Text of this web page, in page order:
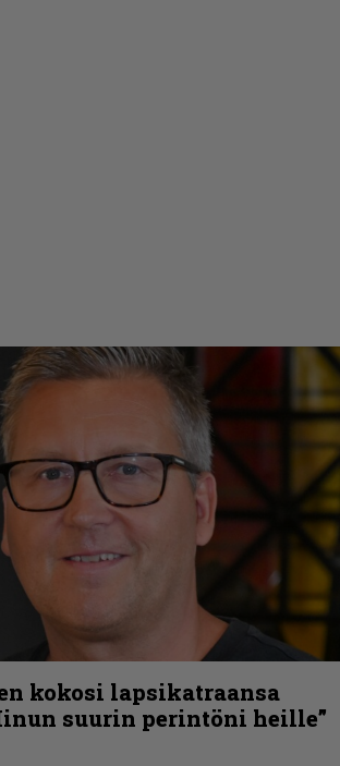
kokosi lapsikatraansa
suurin perintöni heille”